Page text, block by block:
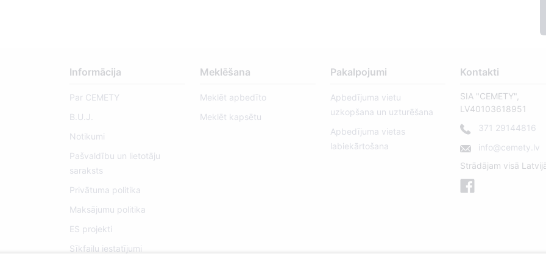
Informācija
Par CEMETY
B.U.J.
Notikumi
Pašvaldību un lietotāju
saraksts
Privātuma politika
Maksājumu politika
ES projekti
Sīkfailu iestatījumi
Meklēšana
Meklēt apbedīto
Meklēt kapsētu
Pakalpojumi
Apbedījuma vietu
uzkopšana un uzturēšana
Apbedījuma vietas
labiekārtošana
Kontakti
SIA "CEMETY",
LV40103618951
371 29144816
info@cemety.lv
Strādājam visā